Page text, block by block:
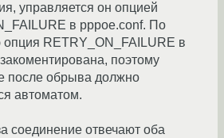
управляется он опцией
в pppoe.conf. По
RETRY_ON_FAILURE в
поэтому
после обрыва должно
автоматом.
соединение отвечают оба